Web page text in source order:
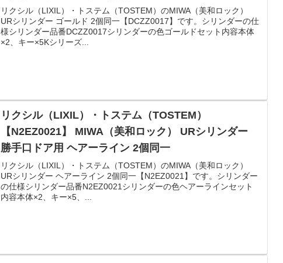
リクシル（LIXIL）・トステム（TOSTEM）のMIWA（美和ロック）
URシリンダー ゴールド 2個同一【DCZZ0017】です。シリンダーの仕
様シリンダー品番DCZZ0017シリンダーの色ゴールドセット内容本体
×2、キー×5Kシリーズ...
リクシル（LIXIL）・トステム（TOSTEM）
【N2EZ0021】 MIWA（美和ロック） URシリンダー
勝手口ドア用 ヘアーライン 2個同一
リクシル（LIXIL）・トステム（TOSTEM）のMIWA（美和ロック）
URシリンダー ヘアーライン 2個同一【N2EZ0021】です。シリンダー
の仕様シリンダー品番N2EZ0021シリンダーの色ヘアーラインセット
内容本体×2、キー×5、...